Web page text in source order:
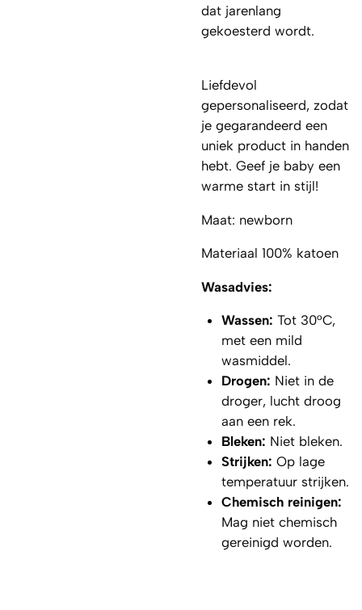
dat jarenlang
gekoesterd wordt.
Liefdevol
gepersonaliseerd, zodat
je gegarandeerd een
uniek product in handen
hebt. Geef je baby een
warme start in stijl!
Maat: newborn
Materiaal 100% katoen
Wasadvies:
Wassen: Tot 30°C,
met een mild
wasmiddel.
Drogen: Niet in de
droger, lucht droog
aan een rek.
Bleken: Niet bleken.
Strijken: Op lage
temperatuur strijken.
Chemisch reinigen:
Mag niet chemisch
gereinigd worden.